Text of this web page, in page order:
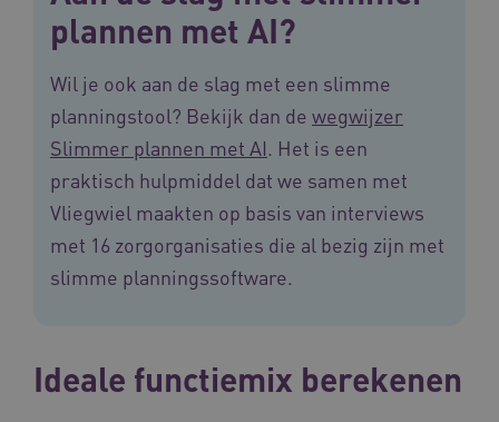
plannen met AI?
Wil je ook aan de slag met een slimme
planningstool? Bekijk dan de wegwijzer
Slimmer plannen met AI. Het is een
praktisch hulpmiddel dat we samen met
Vliegwiel maakten op basis van interviews
met 16 zorgorganisaties die al bezig zijn met
slimme planningssoftware.
Ideale functiemix berekenen
__Secure-ROLLOUT_TOKEN
.youtube.com
UMB_SESSION
www.vilans.nl
__Secure-YNID
Google Privacy Policy